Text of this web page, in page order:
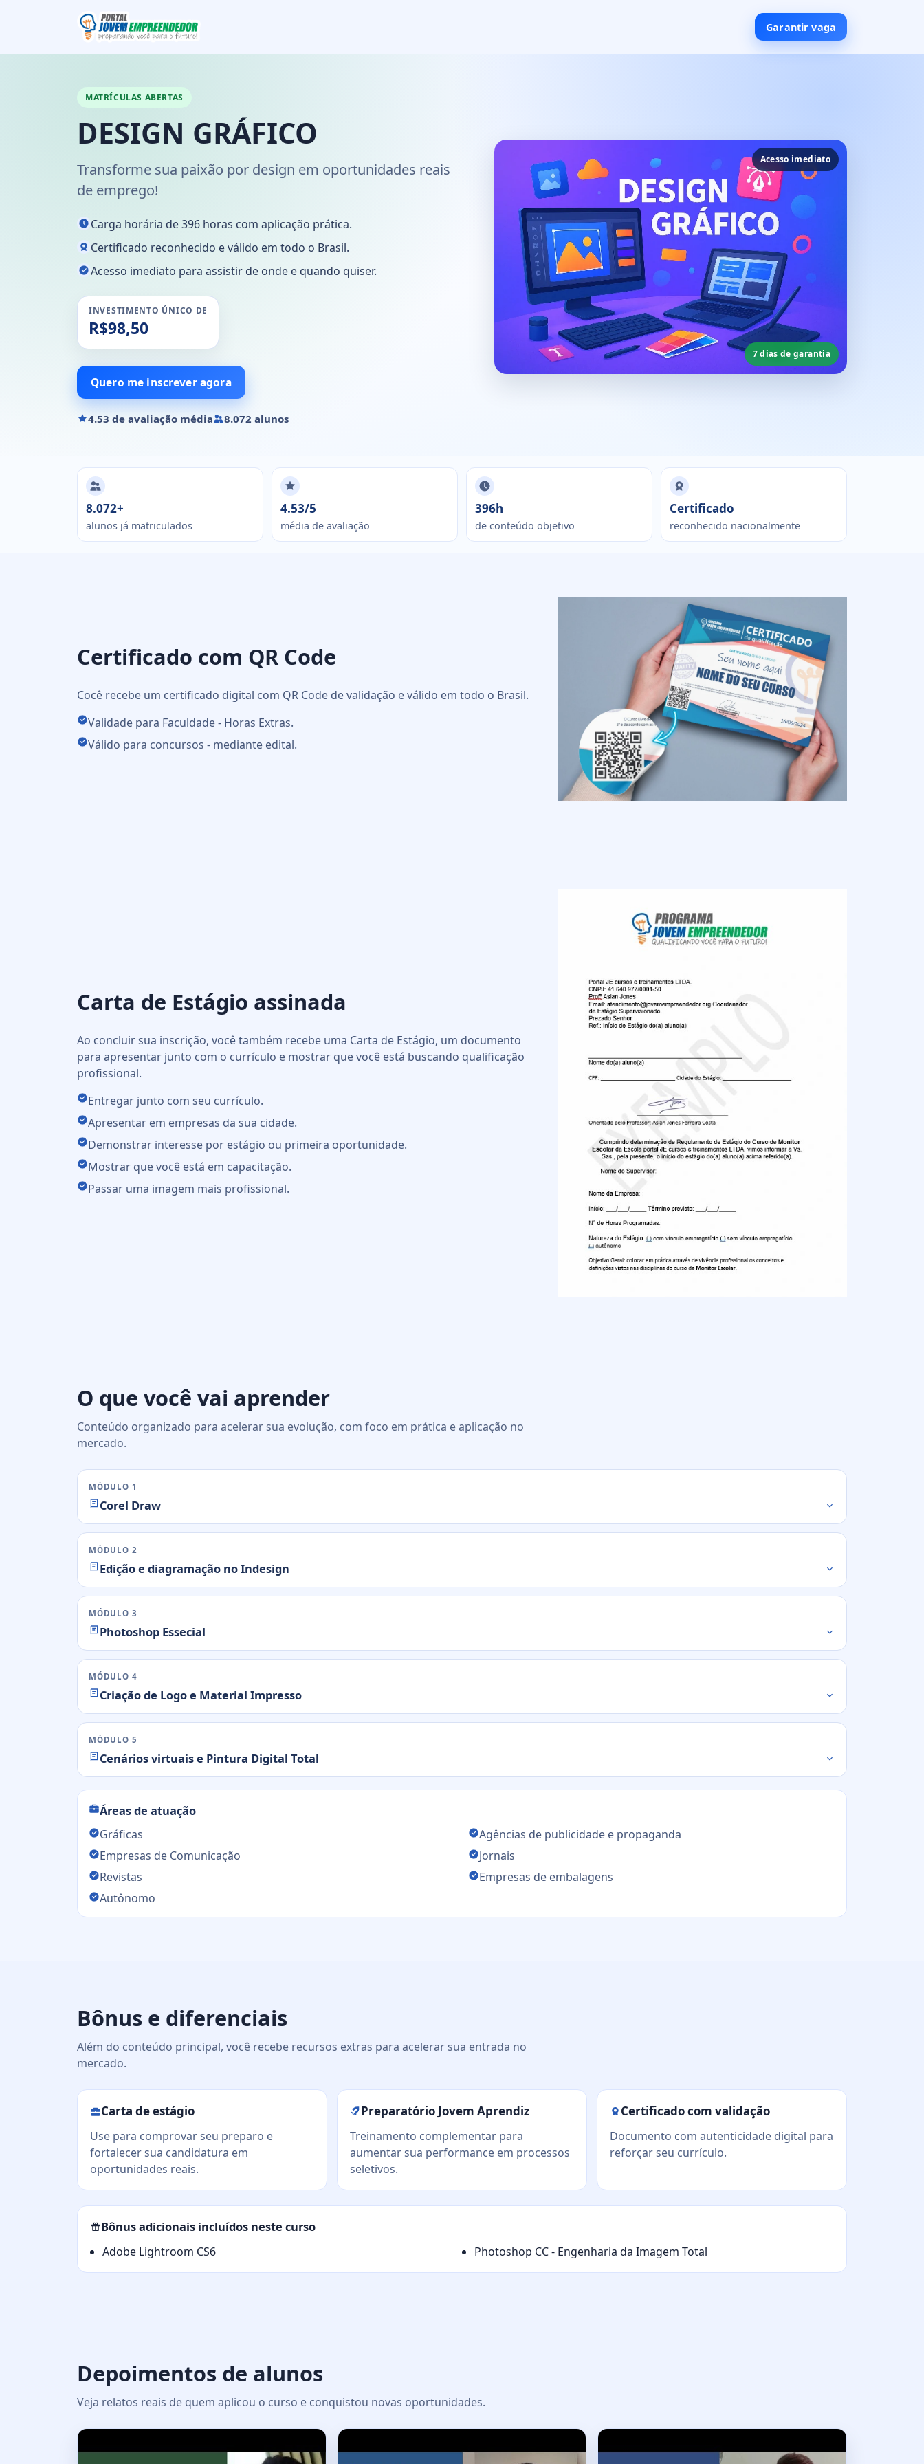
Garantir vaga
MATRÍCULAS ABERTAS
DESIGN GRÁFICO
Transforme sua paixão por design em oportunidades reais
de emprego!
Carga horária de 396 horas com aplicação prática.
Certificado reconhecido e válido em todo o Brasil.
Acesso imediato para assistir de onde e quando quiser.
INVESTIMENTO ÚNICO DE
R$98,50
Quero me inscrever agora
4.53 de avaliação média 8.072 alunos
Acesso imediato
7 dias de garantia
8.072+
alunos já matriculados
4.53/5
média de avaliação
396h
de conteúdo objetivo
Certificado
reconhecido nacionalmente
Certificado com QR Code
Cocê recebe um certificado digital com QR Code de validação e válido em todo o Brasil.
Validade para Faculdade - Horas Extras.
Válido para concursos - mediante edital.
Carta de Estágio assinada
Ao concluir sua inscrição, você também recebe uma Carta de Estágio, um documento
para apresentar junto com o currículo e mostrar que você está buscando qualificação
profissional.
Entregar junto com seu currículo.
Apresentar em empresas da sua cidade.
Demonstrar interesse por estágio ou primeira oportunidade.
Mostrar que você está em capacitação.
Passar uma imagem mais profissional.
O que você vai aprender
Conteúdo organizado para acelerar sua evolução, com foco em prática e aplicação no
mercado.
MÓDULO 1
Corel Draw
MÓDULO 2
Edição e diagramação no Indesign
MÓDULO 3
Photoshop Essecial
MÓDULO 4
Criação de Logo e Material Impresso
MÓDULO 5
Cenários virtuais e Pintura Digital Total
Áreas de atuação
Gráficas
Agências de publicidade e propaganda
Empresas de Comunicação
Jornais
Revistas
Empresas de embalagens
Autônomo
Bônus e diferenciais
Além do conteúdo principal, você recebe recursos extras para acelerar sua entrada no
mercado.
Carta de estágio
Use para comprovar seu preparo e
fortalecer sua candidatura em
oportunidades reais.
Preparatório Jovem Aprendiz
Treinamento complementar para
aumentar sua performance em processos
seletivos.
Certificado com validação
Documento com autenticidade digital para
reforçar seu currículo.
Bônus adicionais incluídos neste curso
Adobe Lightroom CS6 Photoshop CC - Engenharia da Imagem Total
Depoimentos de alunos
Veja relatos reais de quem aplicou o curso e conquistou novas oportunidades.